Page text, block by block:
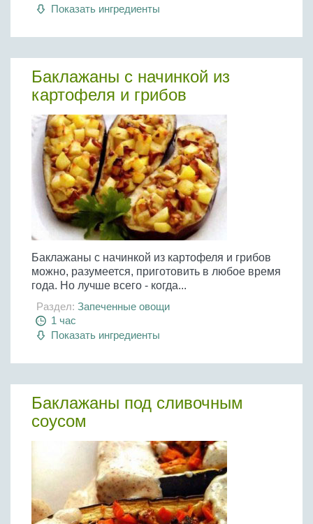
Бобовые
Показать ингредиенты
Баклажаны с начинкой из
картофеля и грибов
Баклажаны с начинкой из картофеля и грибов
можно, разумеется, приготовить в любое время
года. Но лучше всего - когда...
Раздел: Запеченные овощи
1 час
Показать ингредиенты
Баклажаны под сливочным
соусом